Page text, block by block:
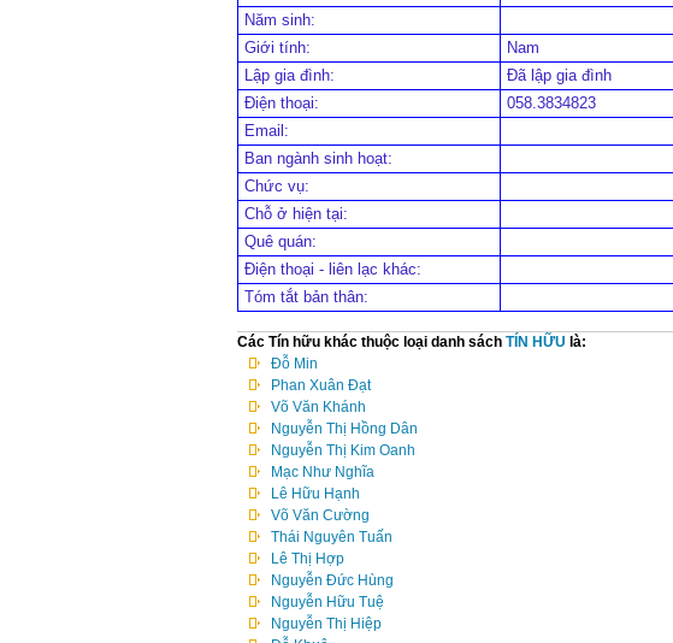
Năm sinh:
Giới tính:
Nam
Lập gia đình:
Đã lập gia đình
Điện thoại:
058.3834823
Email:
Ban ngành sinh hoạt:
Chức vụ:
Chỗ ở hiện tại:
Quê quán:
Điện thoại - liên lạc khác:
Tóm tắt bản thân:
Các Tín hữu khác thuộc loại danh sách TÍN HỮU là:
Đỗ Min
Phan Xuân Đạt
Võ Văn Khánh
Nguyễn Thị Hồng Dân
Nguyễn Thị Kim Oanh
Mạc Như Nghĩa
Lê Hữu Hạnh
Võ Văn Cường
Thái Nguyên Tuấn
Lê Thị Hợp
Nguyễn Đức Hùng
Nguyễn Hữu Tuệ
Nguyễn Thị Hiệp